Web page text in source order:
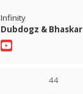
Infinity
Dubdogz & Bhaskar
44